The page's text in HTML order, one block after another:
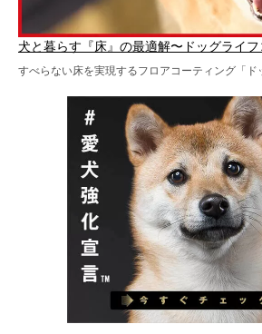
犬と暮らす『床』の最適解〜ドッグライフ
すべらない床を実現するフロアコーティング「ド